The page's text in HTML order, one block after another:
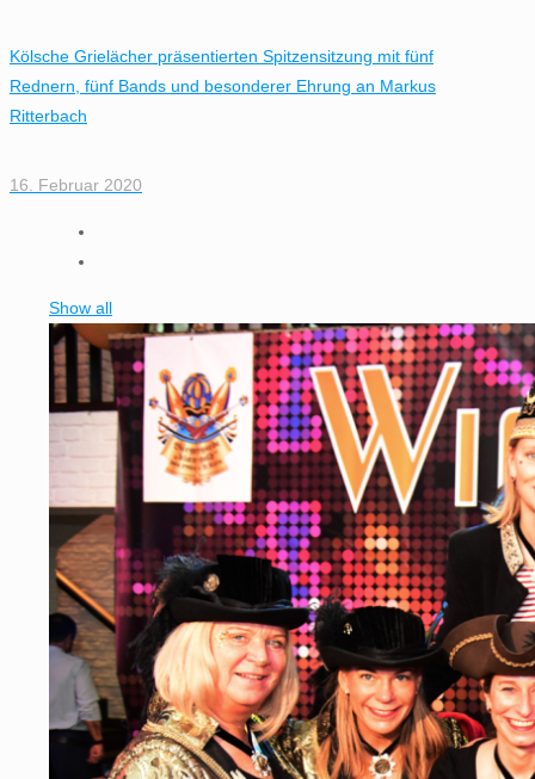
Kölsche Grielächer präsentierten Spitzensitzung mit fünf
Rednern, fünf Bands und besonderer Ehrung an Markus
Ritterbach
16. Februar 2020
Show all